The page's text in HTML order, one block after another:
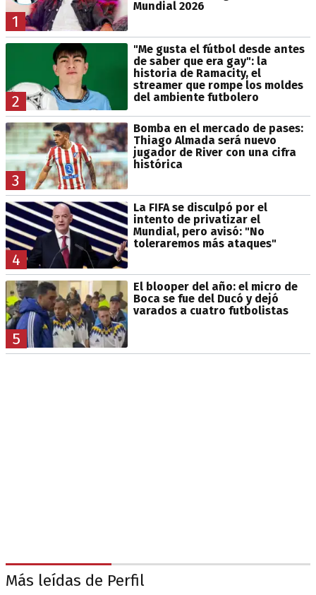
1
Mundial 2026
2
"Me gusta el fútbol desde antes
de saber que era gay": la
historia de Ramacity, el
streamer que rompe los moldes
del ambiente futbolero
3
Bomba en el mercado de pases:
Thiago Almada será nuevo
jugador de River con una cifra
histórica
4
La FIFA se disculpó por el
intento de privatizar el
Mundial, pero avisó: "No
toleraremos más ataques"
5
El blooper del año: el micro de
Boca se fue del Ducó y dejó
varados a cuatro futbolistas
Más leídas de Perfil